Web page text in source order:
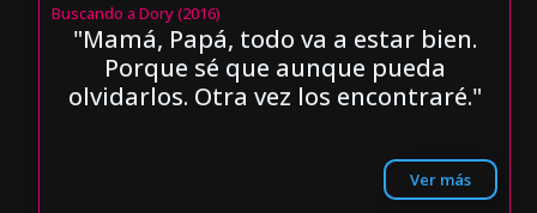
Buscando a Dory (2016)
"Mamá, Papá, todo va a estar bien.
Porque sé que aunque pueda
olvidarlos. Otra vez los encontraré."
Ver más